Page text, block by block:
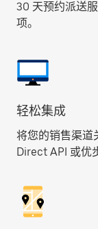
30 天预约派送
项。
轻松集成
将您的销售渠
Direct API 或优